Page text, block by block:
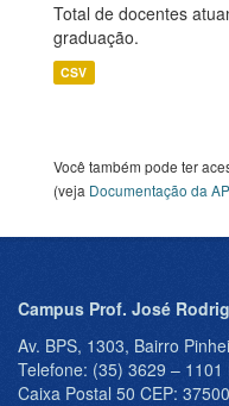
Total de docentes
graduação.
CSV
Você também pode ter
(veja Documentação da
Campus Prof. José
Av. BPS, 1303, Bairro
Telefone: (35) 3629 –
Caixa Postal 50 CEP: